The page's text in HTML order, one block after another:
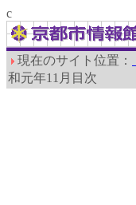
c
現在のサイト位置：
和元年11月目次